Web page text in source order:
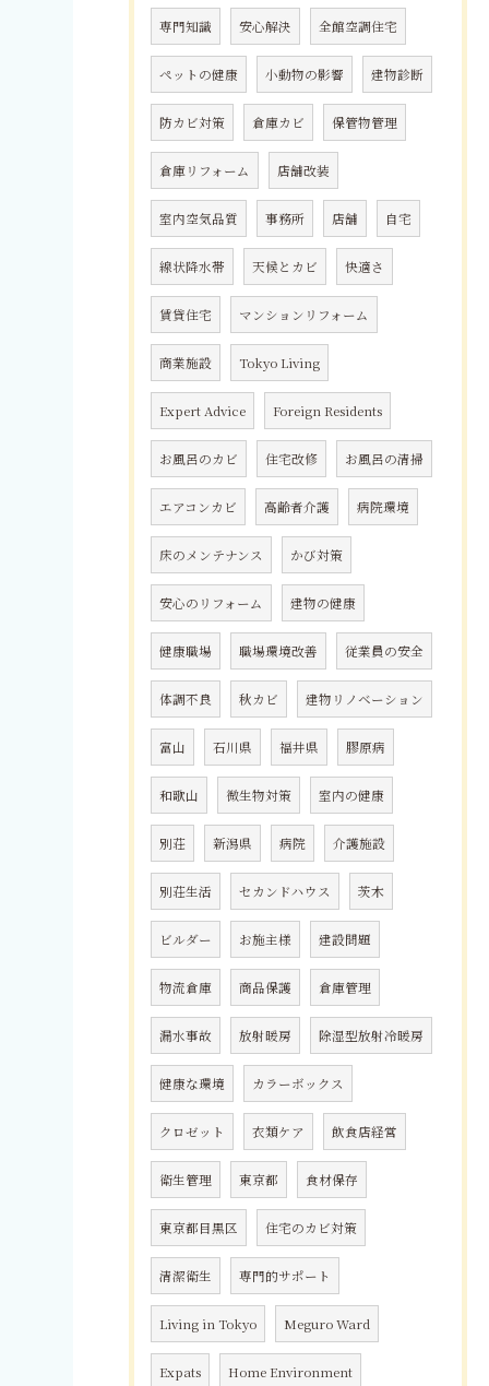
専門知識 安心解決 全館空調住宅
ペットの健康 小動物の影響 建物診断
防カビ対策 倉庫カビ 保管物管理
倉庫リフォーム 店舗改装
室内空気品質 事務所 店舗 自宅
線状降水帯 天候とカビ 快適さ
賃貸住宅 マンションリフォーム
商業施設 Tokyo Living
Expert Advice Foreign Residents
お風呂のカビ 住宅改修 お風呂の清掃
エアコンカビ 高齢者介護 病院環境
床のメンテナンス かび対策
安心のリフォーム 建物の健康
健康職場 職場環境改善 従業員の安全
体調不良 秋カビ 建物リノベーション
富山 石川県 福井県 膠原病
和歌山 微生物対策 室内の健康
別荘 新潟県 病院 介護施設
別荘生活 セカンドハウス 茨木
ビルダー お施主様 建設問題
物流倉庫 商品保護 倉庫管理
漏水事故 放射暖房 除湿型放射冷暖房
健康な環境 カラーボックス
クロゼット 衣類ケア 飲食店経営
衛生管理 東京都 食材保存
東京都目黒区 住宅のカビ対策
清潔衛生 専門的サポート
Living in Tokyo Meguro Ward
Expats Home Environment